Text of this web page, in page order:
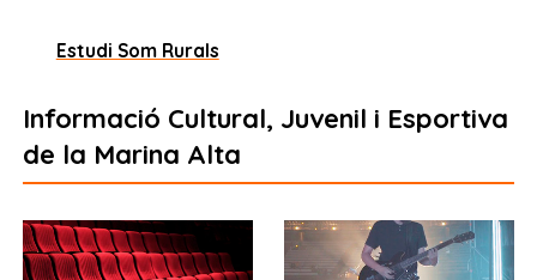
Estudi Som Rurals
Informació Cultural, Juvenil i Esportiva
de la Marina Alta